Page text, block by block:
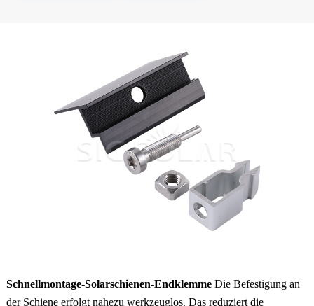
Schnellmontage-Solarschienen-Endklemme Die Befestigung an
der Schiene erfolgt nahezu werkzeuglos. Das reduziert die